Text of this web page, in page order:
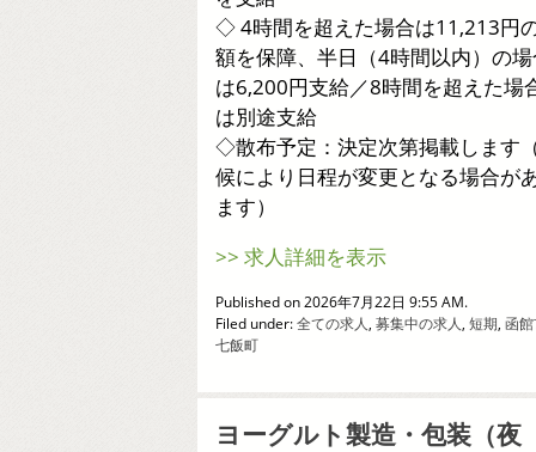
◇ 4時間を超えた場合は11,213円
額を保障、半日（4時間以内）の
は6,200円支給／8時間を超えた場
は別途支給
◇散布予定：決定次第掲載します
候により日程が変更となる場合が
ます）
>> 求人詳細を表示
Published on 2026年7月22日 9:55 AM.
Filed under:全ての求人, 募集中の求人, 短期, 函
七飯町
ヨーグルト製造・包装（夜